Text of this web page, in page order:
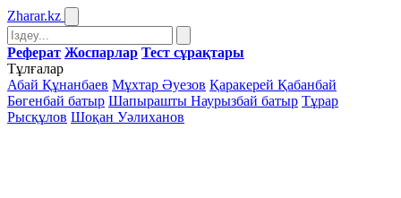
Zharar.kz
Реферат Жоспарлар Тест сұрақтары
Тұлғалар
Абай Құнанбаев Мұхтар Әуезов Қаракерей Қабанбай
Бөгенбай батыр Шапырашты Наурызбай батыр Тұрар
Рысқұлов Шоқан Уәлиханов